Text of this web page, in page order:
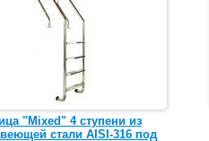
"Mixed" 4 ступени из
стали AISI-316 под